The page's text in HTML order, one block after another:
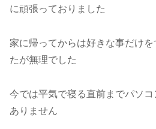
に頑張っておりました
家に帰ってからは好きな事だけ
たが無理でした
今では平気で寝る直前までパソコ
ありません